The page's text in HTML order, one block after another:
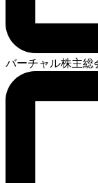
バーチャル株主総